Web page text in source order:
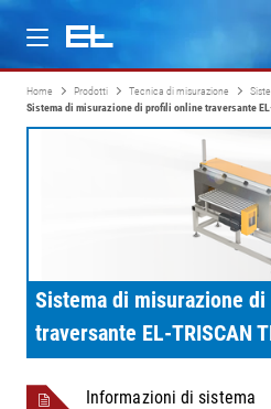
Prodotti
Azienda
Home Prodotti Tecnica di misurazione
Sistema di misurazione di profili online traversante
Sistema di misurazione
traversante EL-TRISCAN
Informazioni di sistema